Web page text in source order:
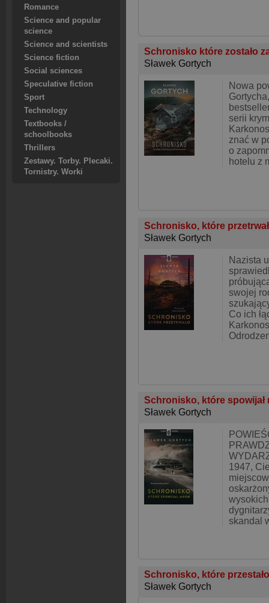
Romance
Science and popular
science
Science and scientists
Science fiction
Social sciences
Speculative fiction
Sport
Technology
Textbooks /
schoolbooks
Thrillers
Zestawy. Torby. Plecaki.
Tornistry. Worki
Schronisko które zostało
Sławek Gortych
Nowa
serii
znać w
o
hotelu z
Schronisko, które
Sławek Gortych
Nazista
swojej
Co ich
Schronisko, które
Sławek Gortych
1947,
skandal
Schronisko, które
Sławek Gortych